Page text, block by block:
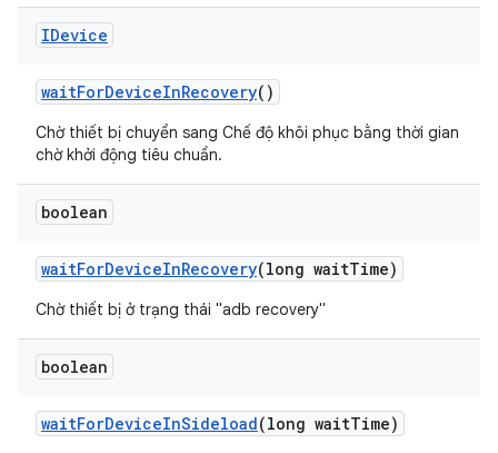
IDevice
waitForDeviceInRecovery()
Chờ thiết bị chuyển sang Chế độ khôi phục bằng thời gian
chờ khởi động tiêu chuẩn.
boolean
waitForDeviceInRecovery(long waitTime)
Chờ thiết bị ở trạng thái "adb recovery"
boolean
waitForDeviceInSideload(long waitTime)